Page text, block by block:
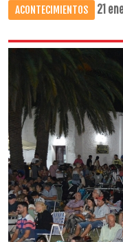
ACONTECIMIENTOS 21